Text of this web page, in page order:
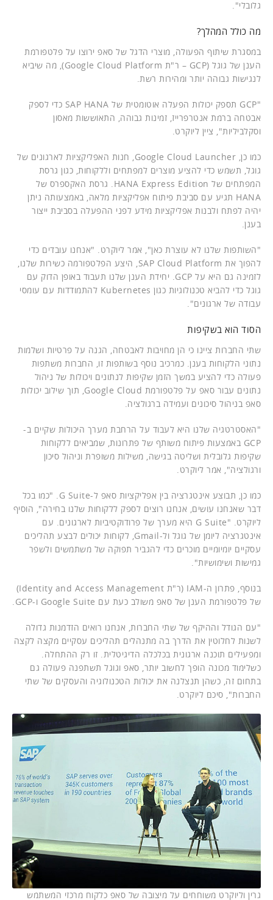
גלובלי".
מה כולל המהלך?
במסגרת שיתוף הפעולה, מוצרי הדגל של סאפ ירוצו על פלטפורמת
הענן של גוגל (GCP – ר"ת Google Cloud Platform), מה שיביא
לנגישות גבוהה יותר ומהירות רשת.
"GCP תספק יכולות הפעלה אוטומטית של SAP HANA כדי לספק
אבטחה ברמת אנטרפרייז, זמינות גבוהה, התאוששות מאסון
וסקלביליות", ציין ליוקרט.
כמו כן, Google Cloud Launcher, חנות האפליקציות לארגונים של
גוגל, תשמש כדי להציע מוצרים למפתחים וללקוחות, כגון גרסת
המפתחים של HANA Express Edition. גרסת האקספרס של
HANA תגיע עם סביבת פיתוח אפליקציות מלאה, באמצעותה ניתן
יהיה לפתח ולבנות אפליקציות מידע לפני ההפעלה בסביבת ייצור
בענן.
"השותפות שלנו לא עוצרת כאן", אמר ליוקרט. "אנחנו עובדים כדי
להפוך את SAP Cloud Platform, היצע הפלטפורמה כשירות שלנו,
לזמינה גם היא על GCP. יחידת הענן שלנו תעבוד באופן הדוק עם
גוגל כדי להביא טכנולוגיות כגון Kubernetes להתמודדות עם עומסי
עבודה של ארגונים".
הסוד הוא בשקיפות
שתי החברות ציינו כי הן מחויבות לאבטחה, הגנה על פרטיות ושלמות
נתוני הלקוחות בענן. כמרכיב נוסף בשותפות זו, החברות משתפות
פעולה כדי להציע במשך הזמן שקיפות לנתונים ויכולות של ניהול
נתונים עבור סאפ על פלטפורמת Google Cloud, תוך שילוב יכולות
סאפ בניהול סיכונים ועמידה ברגולציה.
"האסטרטגיה שלנו היא לעבוד על הרחבת מערך היכולות שקיים ב-
GCP באמצעות פיתוח משותף של פתרונות, שמביאים ללקוחות
שקיפות גלובלית ושליטה בגישה, משילות משופרת וניהול סיכון
ורגולציה", אמר ליוקרט.
כמו כן, תבוצע אינטגרציה בין אפליקציות סאפ ל-G Suite. "כמו בכל
דבר שאנחנו עושים, אנחנו רוצים לספק ללקוחות שלנו בחירה", הוסיף
ליוקרט. "G Suite היא מערך של פרודוקטיביות לארגונים. עם
אינטגרציה ליומן של גוגל ול-Gmail, לקוחות יכולים לבצע תהליכים
עסקיים יומיומיים מוכרים כדי להגביר תפוקה של משתמשים ולשפר
גמישות ושימושיות".
בנוסף, פתרון ה-IAM (ר"ת Identity and Access Management)
של פלטפורמת הענן של סאפ משולב כעת עם Google Suite ו-GCP.
"עם הגודל וההיקף של שתי החברות, אנחנו רואים הזדמנות גדולה
לשנות לחלוטין את הדרך בה מתנהלים תהליכים עסקיים מקצה לקצה
ומפעילים תוכנה ארגונית בכלכלה הדיגיטלית. זו רק ההתחלה.
כשלימוד מכונה הופך לחשוב יותר, סאפ וגוגל תשתפנה פעולה גם
בתחום זה, כשהן תנצלנה את יכולות הטכנולוגיה והעסקים של שתי
החברות", סיכם ליוקרט.
גרין וליוקרט משוחחים על מיצובה של סאפ כלקוח מרכזי המשתמש